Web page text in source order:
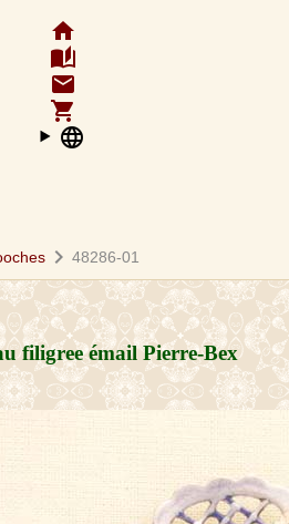
home
auto_stories
email
shopping_cart
language
chevron_right 48286-01
filigree émail Pierre-Bex